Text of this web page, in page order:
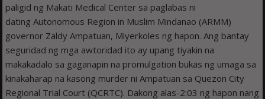
paligid ng Makati Medical Center sa paglabas ni
dating Autonomous Region in Muslim Mindanao (ARMM)
governor Zaldy Ampatuan, Miyerkoles ng hapon. Ang bantay
seguridad ng mga awtoridad ito ay upang tiyakin na
makakadalo sa gaganapin na promulgation bukas ng umaga sa
kinakaharap na kasong murder ni Ampatuan sa Quezon City
Regional Trial Court (QCRTC). Dakong alas-2:03 ng hapon nang